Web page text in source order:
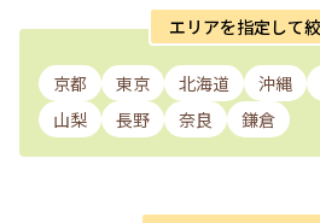
エリアを指定して
京都 東京 北海道 沖縄
山梨
長野 奈良 鎌倉